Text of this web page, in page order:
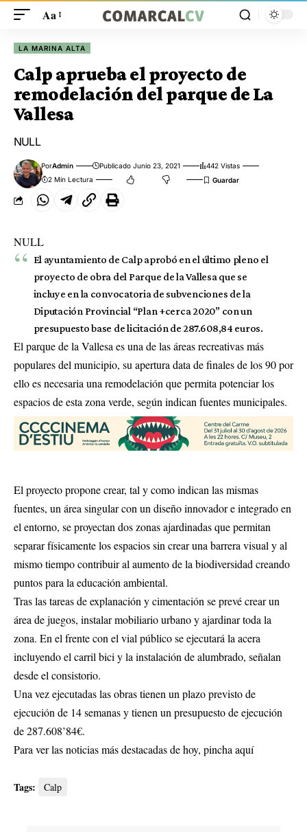
Aa
LA MARINA ALTA
Calp aprueba el proyecto de
remodelación del parque de La
Vallesa
NULL
PorAdmin Publicado Junio 23, 2021
442 Vistas
2 Min Lectura
NULL
El ayuntamiento de Calp aprobó en el último pleno el
proyecto de obra del Parque de la Vallesa que se
incluye en la convocatoria de subvenciones de la
Diputación Provincial “Plan +cerca 2020” con un
presupuesto base de licitación de 287.608,84 euros.
El parque de la Vallesa es una de las áreas recreativas más
populares del municipio, su apertura data de finales de los 90 por
ello es necesaria una remodelación que permita potenciar los
espacios de esta zona verde, según indican fuentes municipales.
El proyecto propone crear, tal y como indican las mismas
fuentes, un área singular con un diseño innovador e integrado en
el entorno, se proyectan dos zonas ajardinadas que permitan
separar físicamente los espacios sin crear una barrera visual y al
mismo tiempo contribuir al aumento de la biodiversidad creando
puntos para la educación ambiental.
Tras las tareas de explanación y cimentación se prevé crear un
área de juegos, instalar mobiliario urbano y ajardinar toda la
zona. En el frente con el vial público se ejecutará la acera
incluyendo el carril bici y la instalación de alumbrado, señalan
desde el consistorio.
Una vez ejecutadas las obras tienen un plazo previsto de
ejecución de 14 semanas y tienen un presupuesto de ejecución
de 287.608’84€.
Para ver las noticias más destacadas de hoy, pincha aquí
Tags: Calp